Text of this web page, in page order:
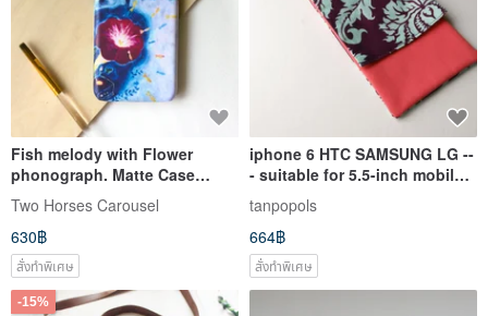
Fish melody with Flower
phonograph. Matte Case
(iPhone, HTC, Samsung,
Sony)
Two Horses Carousel
630฿
สั่งทำพิเศษ
iphone 6 HTC SAMSUNG LG --
- suitable for 5.5-inch mobile
phone case
tanpopols
664฿
สั่งทำพิเศษ
-15%